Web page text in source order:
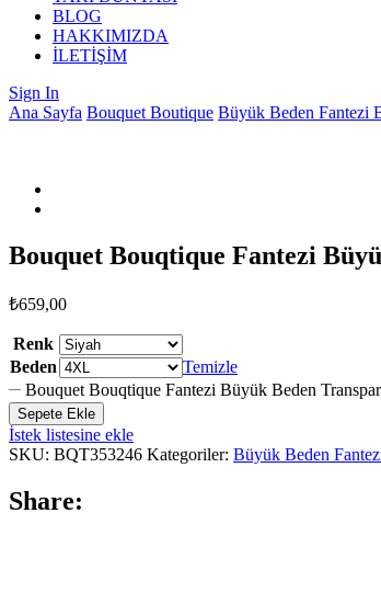
BLOG
HAKKIMIZDA
İLETİŞİM
Sign In
Ana Sayfa Bouquet Boutique Büyük Beden Fantezi
Bouquet Bouqtique Fantezi
₺659,00
Renk
Beden
Temizle
Bouquet Bouqtique Fantezi Büyük Beden
Sepete Ekle
İstek listesine ekle
SKU: BQT353246 Kategoriler: Büyük Beden
Share: